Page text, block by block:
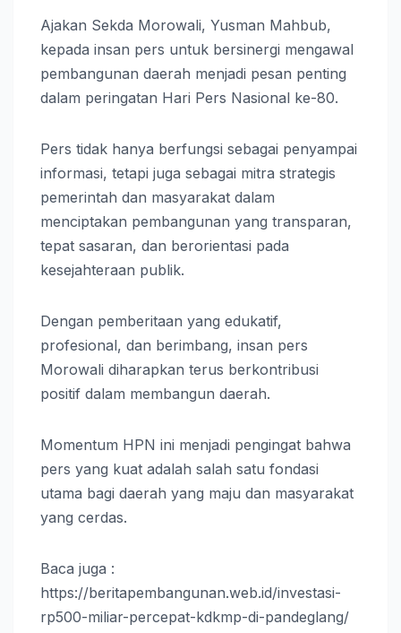
Ajakan Sekda Morowali, Yusman Mahbub,
kepada insan pers untuk bersinergi mengawal
pembangunan daerah menjadi pesan penting
dalam peringatan Hari Pers Nasional ke-80.
Pers tidak hanya berfungsi sebagai penyampai
informasi, tetapi juga sebagai mitra strategis
pemerintah dan masyarakat dalam
menciptakan pembangunan yang transparan,
tepat sasaran, dan berorientasi pada
kesejahteraan publik.
Dengan pemberitaan yang edukatif,
profesional, dan berimbang, insan pers
Morowali diharapkan terus berkontribusi
positif dalam membangun daerah.
Momentum HPN ini menjadi pengingat bahwa
pers yang kuat adalah salah satu fondasi
utama bagi daerah yang maju dan masyarakat
yang cerdas.
Baca juga :
https://beritapembangunan.web.id/investasi-
rp500-miliar-percepat-kdkmp-di-pandeglang/